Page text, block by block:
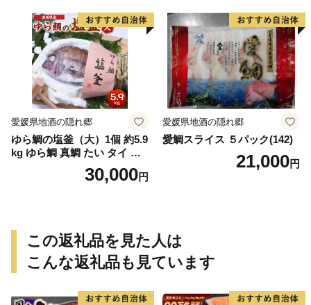
り寄せグルメ 愛知県 小牧市
送料無料
取り寄せグルメ 魚醤 ナンプ
ラー 愛知県 小牧市 冷凍 送料
無料
愛媛県地酒の隠れ郷
ゆら鯛の塩釜（大）1個 約5.9
kg ゆら鯛 真鯛 たい タイ 鯛
塩釜焼き 塩釜 魚 魚介類 海鮮
祝い事 お祝い ハレの日 食品
30,000円
愛媛県地酒の隠れ郷
愛鯛スライス ５パック(142)
21,000円
この返礼品を見た人は
こんな返礼品も見ています